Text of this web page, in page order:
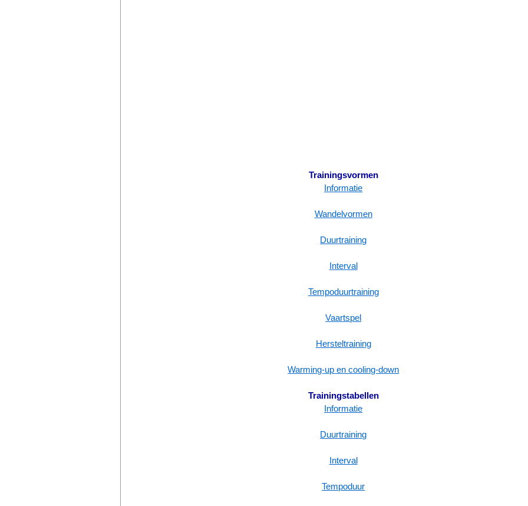
Trainingsvormen
Informatie
Wandelvormen
Duurtraining
Interval
Tempoduurtraining
Vaartspel
Hersteltraining
Warming-up en cooling-down
Trainingstabellen
Informatie
Duurtraining
Interval
Tempoduur